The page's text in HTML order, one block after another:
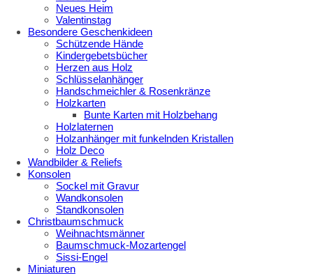
Neues Heim
Valentinstag
Besondere Geschenkideen
Schützende Hände
Kindergebetsbücher
Herzen aus Holz
Schlüsselanhänger
Handschmeichler & Rosenkränze
Holzkarten
Bunte Karten mit Holzbehang
Holzlaternen
Holzanhänger mit funkelnden Kristallen
Holz Deco
Wandbilder & Reliefs
Konsolen
Sockel mit Gravur
Wandkonsolen
Standkonsolen
Christbaumschmuck
Weihnachtsmänner
Baumschmuck-Mozartengel
Sissi-Engel
Miniaturen